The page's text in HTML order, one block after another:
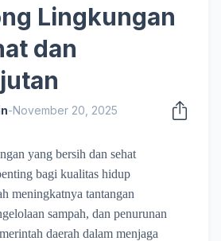
Lingkungan
dan
-November 20, 2025
yang bersih dan sehat
bagi kualitas hidup
meningkatnya tantangan
sampah, dan penurunan
daerah dalam menjaga